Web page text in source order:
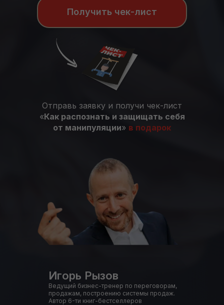
Отправь заявку и получи чек-лист
«Как распознать и защищать себя
от манипуляции» в подарок
Игорь Рызов
Ведущий бизнес-тренер по переговорам,
продажам, построению системы продаж.
Автор 6-ти книг-бестселлеров
Получить чек-лист